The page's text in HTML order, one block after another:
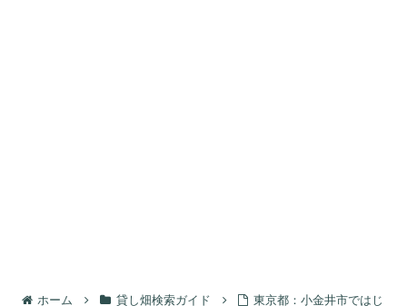
ホーム 貸し畑検索ガイド
東京都：小金井市ではじ